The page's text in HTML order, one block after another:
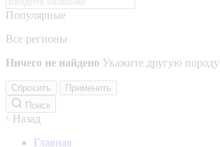
Популярные
Все регионы
Ничего не найдено Укажите другую породу
Сбросить
Применить
Поиск
Назад
Главная